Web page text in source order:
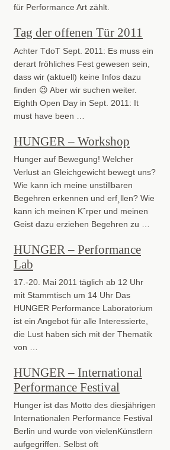
für Performance Art zählt.
Tag der offenen Tür 2011
Achter TdoT Sept. 2011: Es muss ein
derart fröhliches Fest gewesen sein,
dass wir (aktuell) keine Infos dazu
finden 😉 Aber wir suchen weiter.
Eighth Open Day in Sept. 2011: It
must have been …
HUNGER – Workshop
Hunger auf Bewegung! Welcher
Verlust an Gleichgewicht bewegt uns?
Wie kann ich meine unstillbaren
Begehren erkennen und erf¸llen? Wie
kann ich meinen Kˆrper und meinen
Geist dazu erziehen Begehren zu …
HUNGER – Performance
Lab
17.-20. Mai 2011 täglich ab 12 Uhr
mit Stammtisch um 14 Uhr Das
HUNGER Performance Laboratorium
ist ein Angebot für alle Interessierte,
die Lust haben sich mit der Thematik
von …
HUNGER – International
Performance Festival
Hunger ist das Motto des diesjährigen
Internationalen Performance Festival
Berlin und wurde von vielenKünstlern
aufgegriffen. Selbst oft